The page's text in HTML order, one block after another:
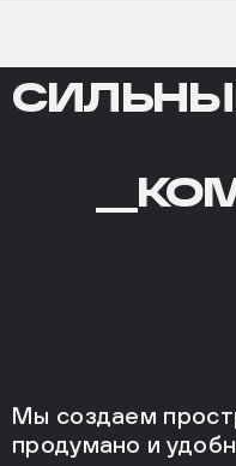
Мы создаем
продумано и